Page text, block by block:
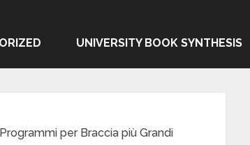
UNIVERSITY BOOK SYNTHESIS
per Braccia più Grandi